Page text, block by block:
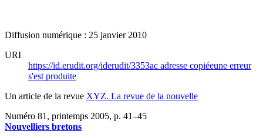
Diffusion numérique : 25 janvier 2010
URI
https://id.erudit.org/iderudit/3353ac adresse copiéeune erreur
s'est produite
Un article de la revue XYZ. La revue de la nouvelle
Numéro 81, printemps 2005, p. 41–45
Nouvelliers bretons